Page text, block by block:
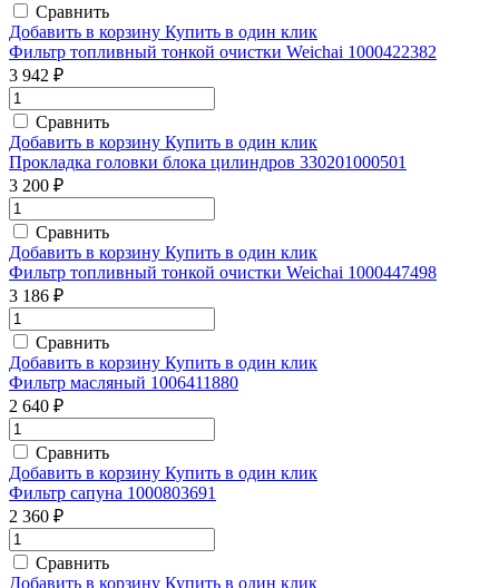
Сравнить
Добавить в корзину Купить в один клик
Фильтр топливный тонкой очистки Weichai 1000422382
3 942 ₽
Сравнить
Добавить в корзину Купить в один клик
Прокладка головки блока цилиндров 330201000501
3 200 ₽
Сравнить
Добавить в корзину Купить в один клик
Фильтр топливный тонкой очистки Weichai 1000447498
3 186 ₽
Сравнить
Добавить в корзину Купить в один клик
Фильтр масляный 1006411880
2 640 ₽
Сравнить
Добавить в корзину Купить в один клик
Фильтр сапуна 1000803691
2 360 ₽
Сравнить
Добавить в корзину Купить в один клик